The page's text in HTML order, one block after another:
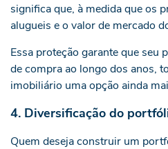
significa que, à medida que os
alugueis e o valor de mercado
Essa proteção garante que seu
de compra ao longo dos anos,
imobiliário uma opção ainda
4. Diversificação do
Quem deseja construir um